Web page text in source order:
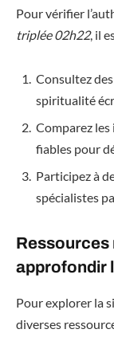
Pour vérifier
triplée 02h22, il
Consultez
spiritualité
Comparez
fiables pour
Participez à
spécialistes
Ressources
approfondir
Pour explorer la
diverses